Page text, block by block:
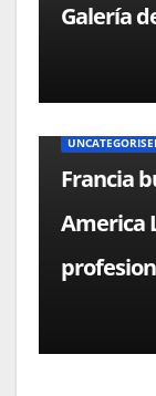
Galería
Francia
America